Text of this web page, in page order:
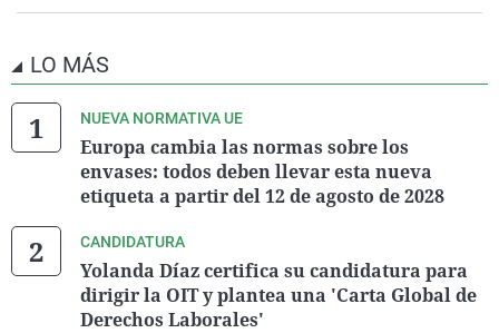
LO MÁS
NUEVA NORMATIVA UE
Europa cambia las normas sobre los
envases: todos deben llevar esta nueva
etiqueta a partir del 12 de agosto de 2028
CANDIDATURA
Yolanda Díaz certifica su candidatura para
dirigir la OIT y plantea una 'Carta Global de
Derechos Laborales'